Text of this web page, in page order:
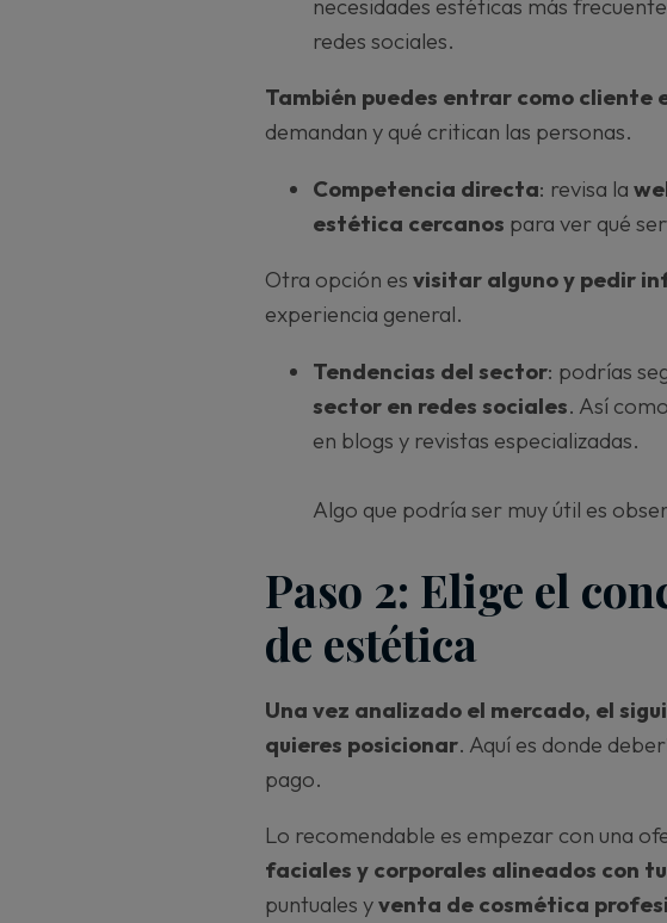
redes sociales.
También puedes entrar como cliente
demandan y qué critican las personas.
Competencia directa: revisa la
estética cercanos para ver qué
Otra opción es visitar alguno y pedir
experiencia general.
Tendencias del sector: podrías
sector en redes sociales. Así
en blogs y revistas especializadas.
Algo que podría ser muy útil es
Paso 2: Elige el
de estética
Una vez analizado el mercado, el
quieres posicionar. Aquí es donde
pago.
Lo recomendable es empezar con una
faciales y corporales alineados con
puntuales yventa de cosmética